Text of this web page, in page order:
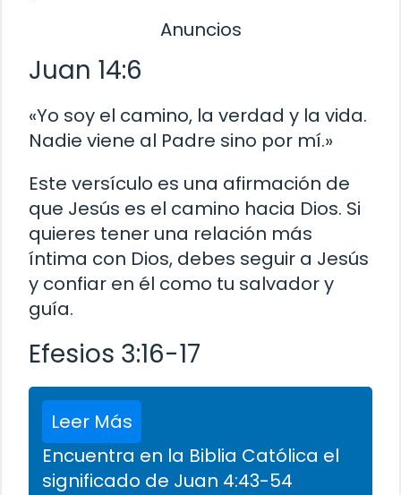
Anuncios
Juan 14:6
«Yo soy el camino, la verdad y la vida.
Nadie viene al Padre sino por mí.»
Este versículo es una afirmación de
que Jesús es el camino hacia Dios. Si
quieres tener una relación más
íntima con Dios, debes seguir a Jesús
y confiar en él como tu salvador y
guía.
Efesios 3:16-17
Leer Más
Encuentra en la Biblia Católica el
significado de Juan 4:43-54